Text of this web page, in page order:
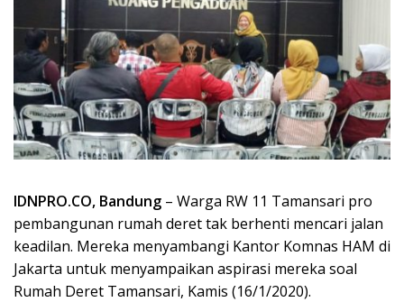
IDNPRO.CO, Bandung – Warga RW 11 Tamansari pro
pembangunan rumah deret tak berhenti mencari jalan
keadilan. Mereka menyambangi Kantor Komnas HAM di
Jakarta untuk menyampaikan aspirasi mereka soal
Rumah Deret Tamansari, Kamis (16/1/2020).